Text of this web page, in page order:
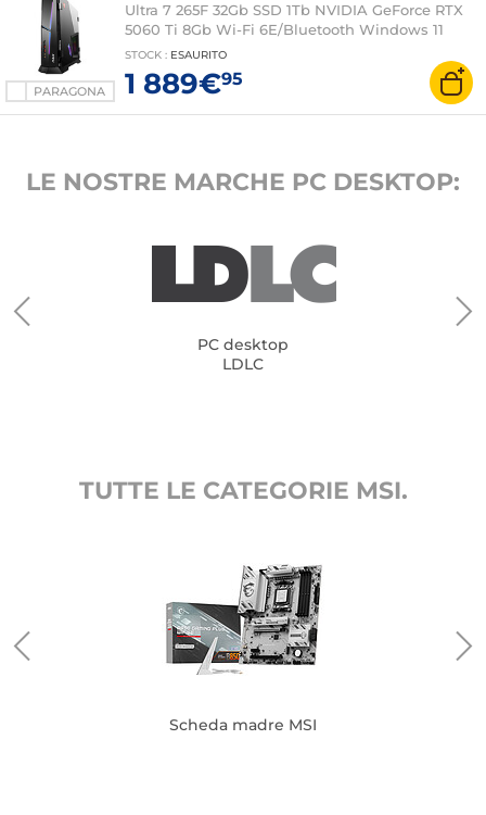
PARAGONA
Ultra 7 265F 32Gb SSD 1Tb NVIDIA GeForce RTX
5060 Ti 8Gb Wi-Fi 6E/Bluetooth Windows 11
Home
STOCK : ESAURITO
1 889€95
LE NOSTRE MARCHE PC DESKTOP:
PC desktop
LDLC
TUTTE LE CATEGORIE MSI.
Scheda madre MSI